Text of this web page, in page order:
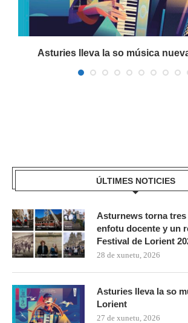
Asturies lleva la so música
ÚLTIMES NOTICIES
Asturnews torna
enfotu docente y un
Festival de Lorient
28 de xunetu, 2026
Asturies lleva la so
Lorient
27 de xunetu, 2026